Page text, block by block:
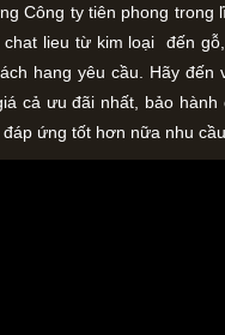
Công ty tiên phong trong
chat lieu từ kim loại đến
hang yêu cầu. Hãy đến
cả ưu đãi nhất, bảo
ứng tốt hơn nữa nhu